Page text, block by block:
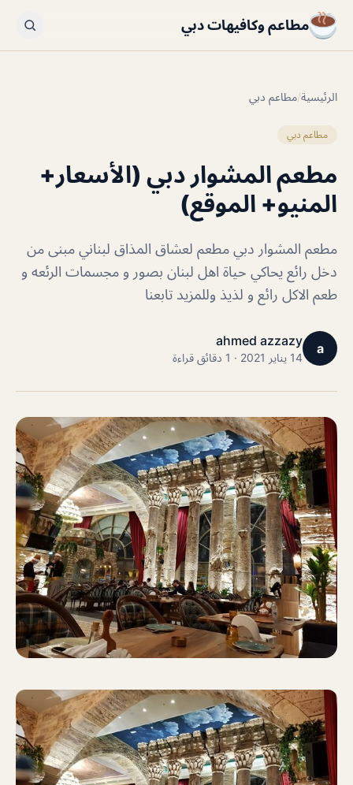
مطاعم وكافيهات دبي
الرئيسية/مطاعم دبي
مطاعم دبي
مطعم المشوار دبي (الأسعار+
المنيو+ الموقع)
مطعم المشوار دبي مطعم لعشاق المذاق لبناني مبنى من
دخل رائع يحاكي حياة اهل لبنان بصور و مجسمات الرئعه و
طعم الاكل رائع و لذيذ وللمزيد تابعنا
a
ahmed azzazy
14 يناير 2021 · 1 دقائق قراءة